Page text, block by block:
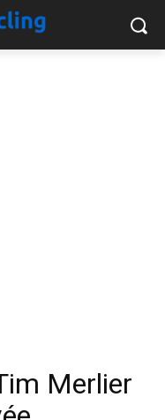
Merlier